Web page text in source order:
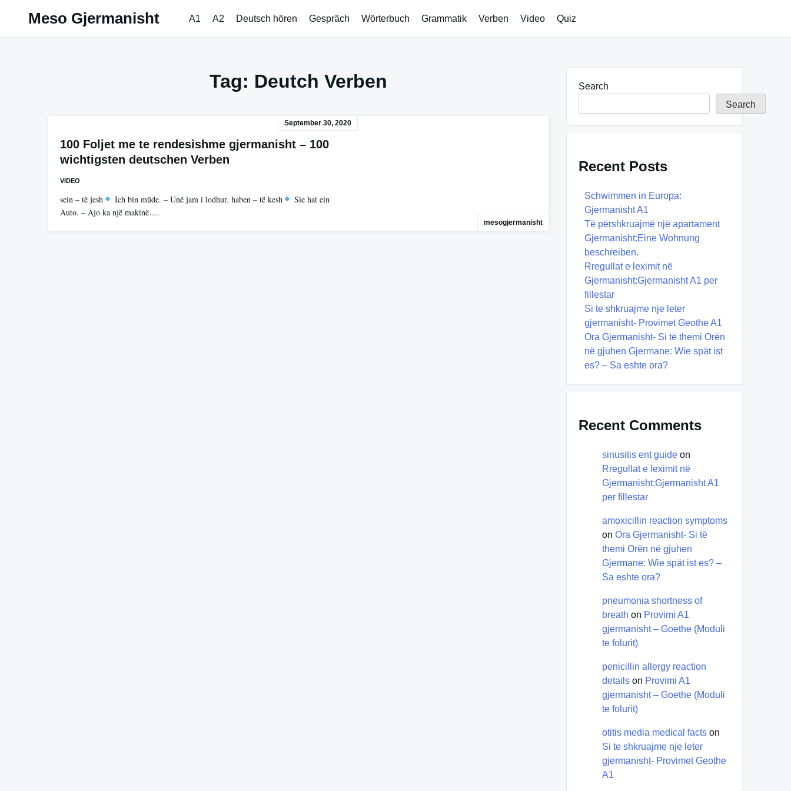
Meso Gjermanisht A1 A2 Deutsch hören Gespräch Wörterbuch Grammatik Verben Video Quiz
Tag: Deutch Verben
September 30, 2020
100 Foljet me te rendesishme gjermanisht – 100
wichtigsten deutschen Verben
VIDEO
sein – të jesh Ich bin müde. – Unë jam i lodhur. haben – të kesh
Sie hat ein
Auto. – Ajo ka një makinë….
mesogjermanisht
Search
Search
Recent Posts
Schwimmen in Europa:
Gjermanisht A1
Të përshkruajmë një apartament
Gjermanisht:Eine Wohnung
beschreiben.
Rregullat e leximit në
Gjermanisht:Gjermanisht A1 per
fillestar
Si te shkruajme nje leter
gjermanisht- Provimet Geothe A1
Ora Gjermanisht- Si të themi Orën
në gjuhen Gjermane: Wie spät ist
es? – Sa eshte ora?
Recent Comments
sinusitis ent guide on
Rregullat e leximit në
Gjermanisht:Gjermanisht A1
per fillestar
amoxicillin reaction symptoms
on Ora Gjermanisht- Si të
themi Orën në gjuhen
Gjermane: Wie spät ist es? –
Sa eshte ora?
pneumonia shortness of
breath on Provimi A1
gjermanisht – Goethe (Moduli
te folurit)
penicillin allergy reaction
details on Provimi A1
gjermanisht – Goethe (Moduli
te folurit)
otitis media medical facts on
Si te shkruajme nje leter
gjermanisht- Provimet Geothe
A1